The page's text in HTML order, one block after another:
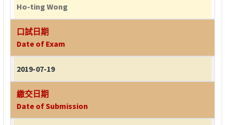
Ho-ting Wong
口試日期
Date of Exam
2019-07-19
繳交日期
Date of Submission